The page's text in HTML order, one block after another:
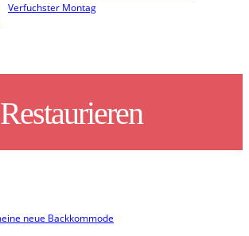
Verfuchster Montag
Restaurieren